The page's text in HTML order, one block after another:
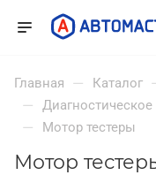
Главная — Каталог
—
— Мотор тестеры
Мотор